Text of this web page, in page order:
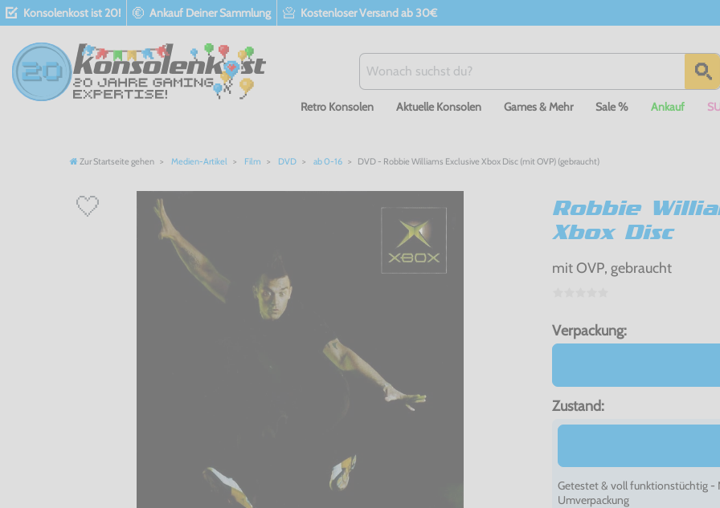
Konsolenkost ist 20! Ankauf Deiner Sammlung Kostenloser Versand ab 30€
Retro Konsolen Aktuelle Konsolen Games & Mehr Sale % Ankauf
Zur Startseite gehen Medien-Artikel Film DVD ab 0-16 DVD - Robbie Williams Exclusive Xbox Disc (mit OVP) (gebraucht)
Robbie
Xbox Disc
mit OVP, gebraucht
Verpackung:
Zustand:
Getestet & voll funktionstüchtig -
Umverpackung